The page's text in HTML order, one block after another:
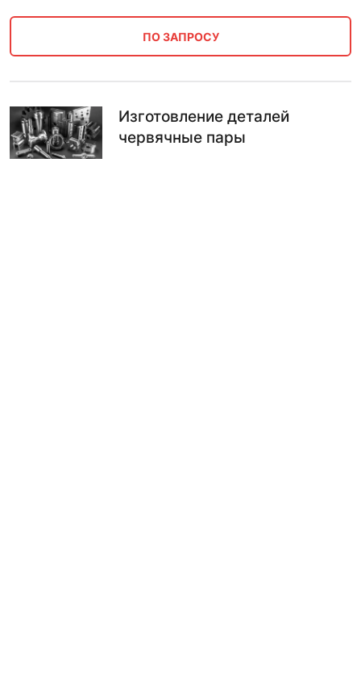
ПО ЗАПРОСУ
Изготовление деталей
червячные пары